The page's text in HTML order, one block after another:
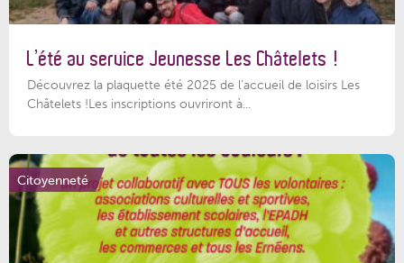
L’été au service Jeunesse Les Châtelets !
Découvrez la plaquette été 2025 de l’accueil de loisirs Les
Châtelets !Les inscriptions ouvriront à...
Citoyenneté